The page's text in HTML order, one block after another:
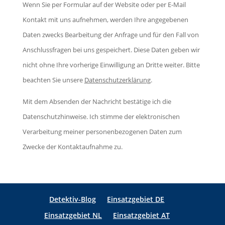
s
F
e
l
d
l
e
e
r
.
i
e
s
e
s
e
l
d
l
e
a
s
s
e
d
i
e
s
e
s
Wenn Sie per Formular auf der Website oder per E-Mail
Kontakt mit uns aufnehmen, werden Ihre angegebenen
Daten zwecks Bearbeitung der Anfrage und für den Fall von
Anschlussfragen bei uns gespeichert. Diese Daten geben wir
nicht ohne Ihre vorherige Einwilligung an Dritte weiter. Bitte
beachten Sie unsere Datenschutzerklärung.
Mit dem Absenden der Nachricht bestätige ich die
Datenschutzhinweise. Ich stimme der elektronischen
Verarbeitung meiner personenbezogenen Daten zum
Zwecke der Kontaktaufnahme zu.
Detektiv-Blog
Einsatzgebiet DE
Einsatzgebiet NL
Einsatzgebiet AT